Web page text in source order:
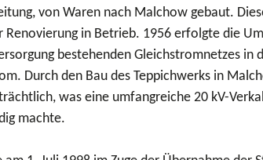
von Waren nach Malchow gebaut.
Renovierung in Betrieb. 1956 erfolgte die
bestehenden Gleichstromnetzes in
Durch den Bau des Teppichwerks in
was eine umfangreiche 20 kV-
machte.